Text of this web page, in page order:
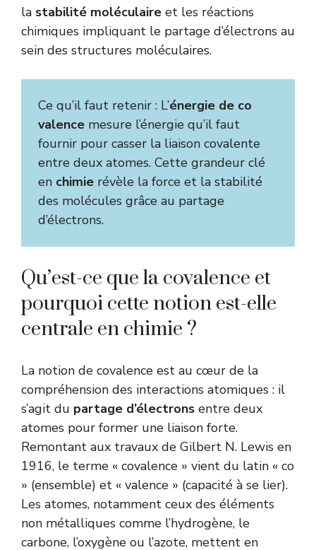
la stabilité moléculaire et les réactions
chimiques impliquant le partage d’électrons au
sein des structures moléculaires.
Ce qu’il faut retenir : L’énergie de co
valence mesure l’énergie qu’il faut
fournir pour casser la liaison covalente
entre deux atomes. Cette grandeur clé
en chimie révèle la force et la stabilité
des molécules grâce au partage
d’électrons.
Qu’est-ce que la covalence et
pourquoi cette notion est-elle
centrale en chimie ?
La notion de covalence est au cœur de la
compréhension des interactions atomiques : il
s’agit du partage d’électrons entre deux
atomes pour former une liaison forte.
Remontant aux travaux de Gilbert N. Lewis en
1916, le terme « covalence » vient du latin « co
» (ensemble) et « valence » (capacité à se lier).
Les atomes, notamment ceux des éléments
non métalliques comme l’hydrogène, le
carbone, l’oxygène ou l’azote, mettent en